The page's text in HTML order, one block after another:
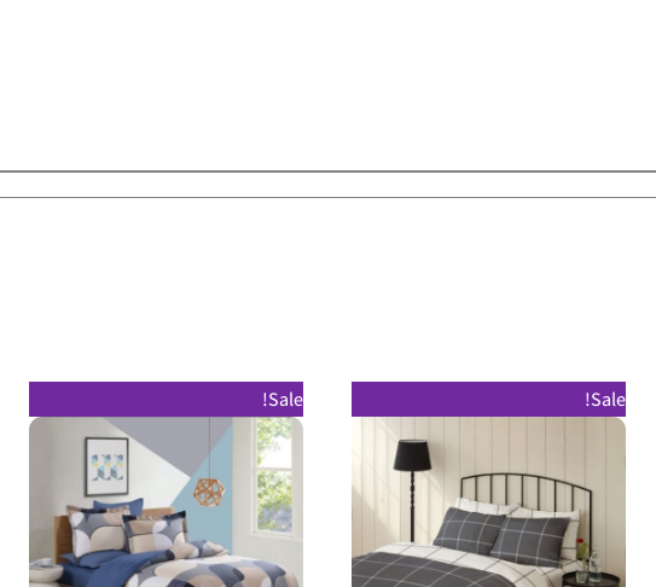
Sale!
המקוריהנוכחי
יש
מספר
סוגים.
ניתן
Sale!
מחירים:
עד
⁦₪ 300⁩
מספר
סוגים.
ניתן